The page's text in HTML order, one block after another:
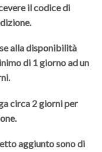
il codice di
alla disponibilità
di 1 giorno ad un
circa 2 giorni per
aggiunto sono di